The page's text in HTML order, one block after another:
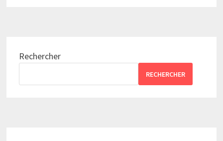
Rechercher
RECHERCHER